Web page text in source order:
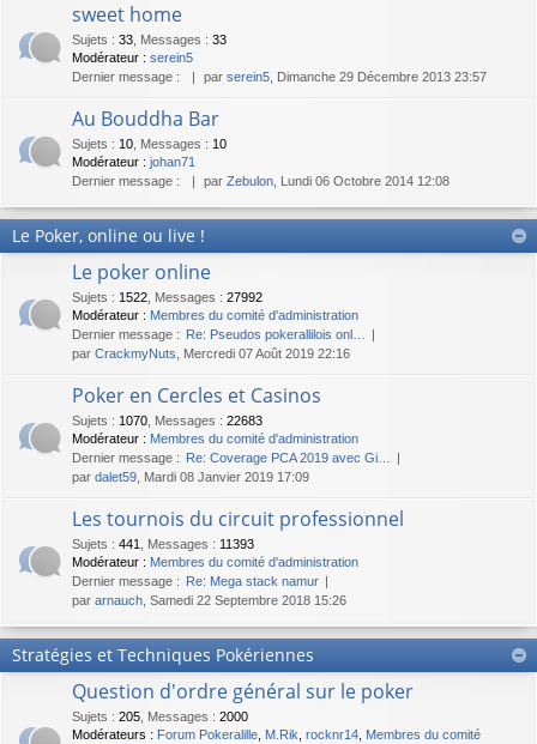
sweet home
Sujets : 33 Messages : 33
Modérateur : serein5
Dernier message :
par serein5 , Dimanche 29 Décembre 2013 23:57
Au Bouddha Bar
Sujets : 10 Messages : 10
Modérateur : johan71
Dernier message :
par Zebulon , Lundi 06 Octobre 2014 12:08
Le Poker, online ou live !
Le poker online
Sujets : 1522 Messages : 27992
Modérateur : Membres du comité d'administration
Dernier message : Re: Pseudos pokerallilois onl…
par CrackmyNuts , Mercredi 07 Août 2019 22:16
Poker en Cercles et Casinos
Sujets : 1070 Messages : 22683
Modérateur : Membres du comité d'administration
Dernier message : Re: Coverage PCA 2019 avec Gi…
par dalet59 , Mardi 08 Janvier 2019 17:09
Les tournois du circuit professionnel
Sujets : 441 Messages : 11393
Modérateur : Membres du comité d'administration
Dernier message : Re: Mega stack namur
par arnauch , Samedi 22 Septembre 2018 15:26
Stratégies et Techniques Pokériennes
Question d'ordre général sur le poker
Sujets : 205 Messages : 2000
Modérateurs : Forum Pokeralille M.Rik rocknr14 Membres du comité